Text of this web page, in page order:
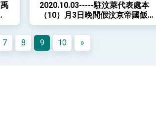
2020.10.03-----駐汶萊代表處本
（10）月3日晚間假汶京帝國飯店
舉行中華民國（台灣）109年國慶
酒會
7 8 9 10 »